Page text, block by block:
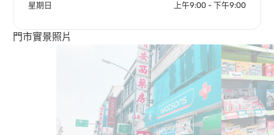
星期日 上午9:00 - 下午9:00
門市實景照片